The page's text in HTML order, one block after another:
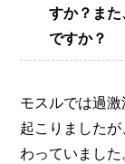
すか？ま
ですか？
モスルでは過
起こりました
わっていました